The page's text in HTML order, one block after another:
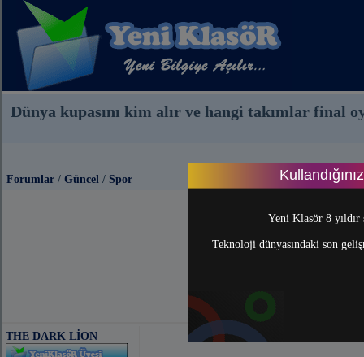
Yeni Klasör 8
Teknoloji dünyasındaki son
Dünya kupasını kim alır ve hangi takımlar final
Forumlar / Güncel / Spor
THE DARK LİON